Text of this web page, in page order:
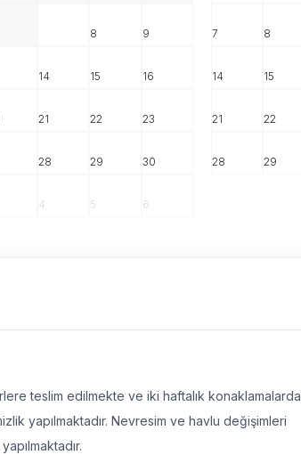
8 9
14 15 16
21 22 23
28 29 30
4 5 6
7 8
14 15
21 22
28 29
teslim edilmekte ve iki haftalık konaklamalarda
yapılmaktadır. Nevresim ve havlu değişimleri